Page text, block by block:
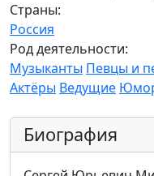
Страны:
Россия
Род деятельности:
Музыканты Певцы и
Актёры Ведущие
Биография